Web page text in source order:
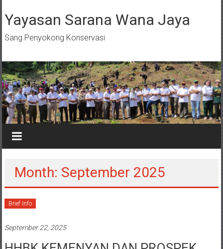
to
content
Yayasan Sarana Wana Jaya
Sang Penyokong Konservasi
Month: September 2025
Brief Info
September 22, 2025